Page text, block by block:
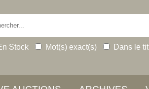
Stock Mot(s) exact(s) Dans le